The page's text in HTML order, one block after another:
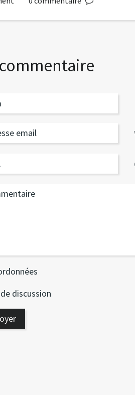
discussion